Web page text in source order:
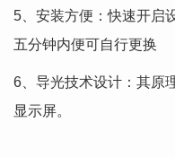
5、安装方便：快速开启
五分钟内便可自行更换
6、导光技术设计：其原
显示屏。